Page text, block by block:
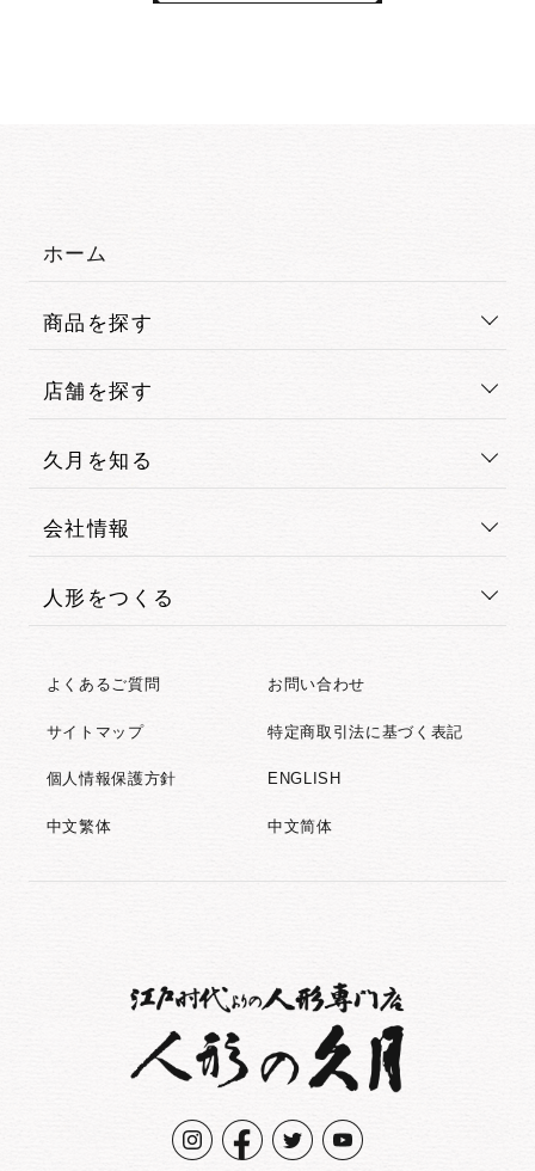
ホーム
商品を探す
店舗を探す
久月を知る
会社情報
人形をつくる
よくあるご質問 お問い合わせ
サイトマップ 特定商取引法に基づく表記
個人情報保護方針 ENGLISH
中文繁体 中文简体